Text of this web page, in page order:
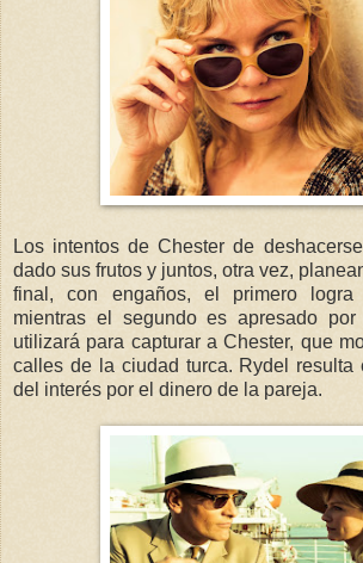
Los intentos de Chester de
dado sus frutos y juntos, otra vez,
final, con engaños, el primero logra
mientras el segundo es apresado
utilizará para capturar a Chester, que
calles de la ciudad turca. Rydel resulta
del interés por el dinero de la pareja.